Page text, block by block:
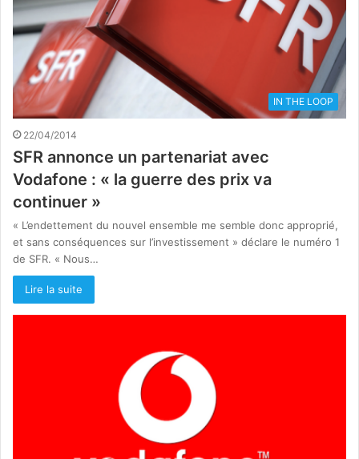
IN THE LOOP
22/04/2014
SFR annonce un partenariat avec
Vodafone : « la guerre des prix va
continuer »
« L’endettement du nouvel ensemble me semble donc approprié,
et sans conséquences sur l’investissement » déclare le numéro 1
de SFR. « Nous…
Lire la suite